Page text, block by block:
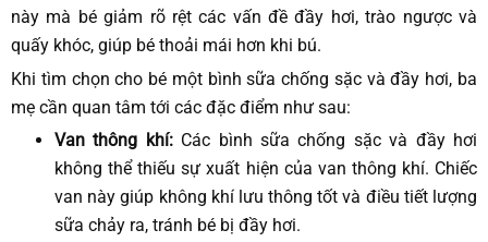
này mà bé giảm rõ rệtcác vấn đề đầy hơi, trào ngược và
quấy khóc, giúp bé thoải mái hơn khi bú.
Khi tìm chọn cho bé một bình sữa chống sặc và đầy hơi, ba
mẹ cần quan tâm tới các đặc điểm như sau:
Van thông khí:Các bình sữa chống sặc và đầy hơi
không thể thiếu sự xuất hiện của van thông khí. Chiếc
van này giúp không khí lưu thông tốt và điều tiết lượng
sữa chảy ra, tránh bé bị đầy hơi.